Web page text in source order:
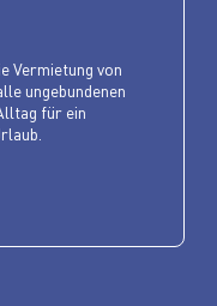
Vermietung von
ungebundenen
für ein